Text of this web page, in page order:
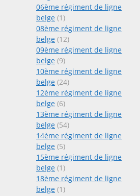
06ème régiment de ligne
belge (1)
08ème régiment de ligne
belge (12)
09ème régiment de ligne
belge (9)
10ème régiment de ligne
belge (24)
12ème régiment de ligne
belge (6)
13ème régiment de ligne
belge (54)
14ème régiment de ligne
belge (5)
15ème régiment de ligne
belge (1)
18ème régiment de ligne
belge (1)